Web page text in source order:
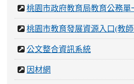
桃園市政府教育局教育公務單
桃園市教育發展資源入口(教
公文整合資訊系統
因材網